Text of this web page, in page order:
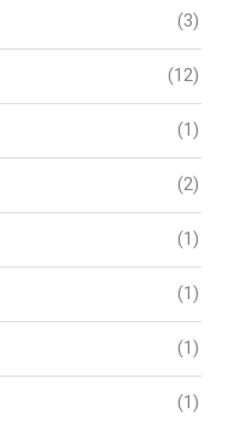
(3)
(12)
(1)
(2)
(1)
(1)
(1)
(1)